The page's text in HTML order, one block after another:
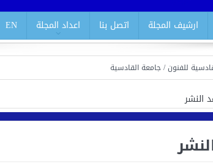
ارشيف المجلة اتصل بنا اعداد المجلة EN
/ جامعة القادسية
النشر